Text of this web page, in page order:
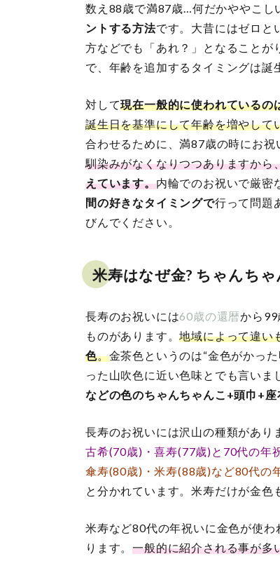
数え88歳で満87歳…何だかややこし
ントする方法です。大昔にはゼロと
方などでも「あれ？」となることが
で、年齢を追加するタイミングは誕
対して現在一般的に使われているの
誕生日を基準にして年齢を増やして
合わせるために、満87歳の時にお
馴染みがなくなりつつありますから
えています。内輪でのお祝いで厳密
間の好きなタイミングで行って問題
びんでください。
米寿はなぜ金? ちゃんち
長寿のお祝いには60歳の還暦から99
ものがあります。地域によって違い
色。金茶色というのは“金色がかっ
った山吹色に近い色味とでも言いま
などの色のちゃんちゃんこ+頭巾+
長寿のお祝いには沢山の種類があり
古希(70歳) ・喜寿(77歳)と70代の年
傘寿(80歳)・米寿(88歳)など80代の
と分かれています。米寿だけが金色
米寿など80代の年祝いに金色が使
ります。一般的に紹介される事が多